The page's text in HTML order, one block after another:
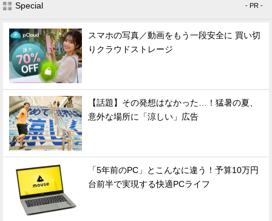
Special - PR -
スマホの写真／動画をもう一段安全に 買い切
りクラウドストレージ
【話題】その発想はなかった…！猛暑の夏、
意外な場所に「涼しい」広告
「5年前のPC」とこんなに違う！予算10万円
台前半で実現する快適PCライフ